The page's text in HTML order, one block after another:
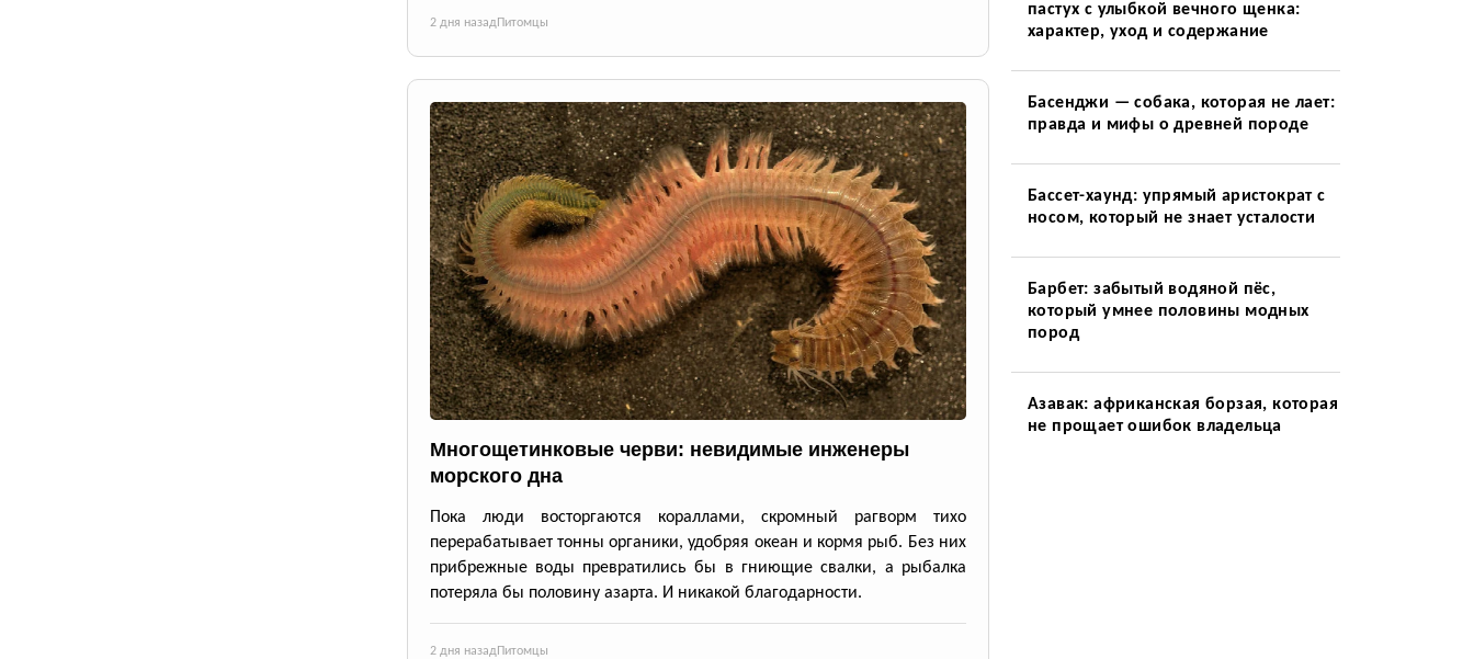
2 дня назадПитомцы
Многощетинковые черви: невидимые инженеры
морского дна
Пока люди восторгаются кораллами, скромный рагворм тихо
перерабатывает тонны органики, удобряя океан и кормя рыб. Без них
прибрежные воды превратились бы в гниющие свалки, а рыбалка
потеряла бы половину азарта. И никакой благодарности.
2 дня назадПитомцы
пастух с улыбкой вечного щенка:
характер, уход и содержание
Басенджи — собака, которая не лает:
правда и мифы о древней породе
Бассет-хаунд: упрямый аристократ с
носом, который не знает усталости
Барбет: забытый водяной пёс,
который умнее половины модных
пород
Азавак: африканская борзая, которая
не прощает ошибок владельца